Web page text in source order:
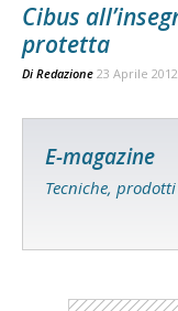
Cibus
protetta
Di Redazione 23 Aprile 2012
E-magazine
Tecniche,